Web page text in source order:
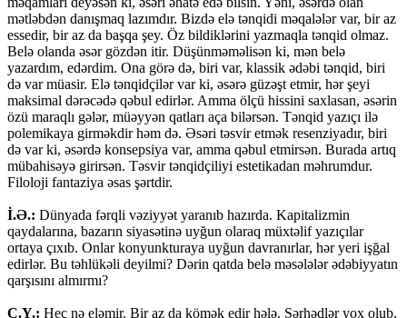
mətləbdən danışmaq lazımdır. Bizdə elə tənqidi məqalələr var, bir az
essedir, bir az da başqa şey. Öz bildiklərini yazmaqla tənqid olmaz.
Belə olanda əsər gözdən itir. Düşünməməlisən ki, mən belə
yazardım, edərdim. Ona görə də, biri var, klassik ədəbi tənqid, biri
də var müasir. Elə tənqidçilər var ki, əsərə güzəşt etmir, hər şeyi
maksimal dərəcədə qəbul edirlər. Amma ölçü hissini saxlasan, əsərin
özü maraqlı gələr, müəyyən qatları aça bilərsən. Tənqid yazıçı ilə
polemikaya girməkdir həm də. Əsəri təsvir etmək resenziyadır, biri
də var ki, əsərdə konsepsiya var, amma qəbul etmirsən. Burada artıq
mübahisəyə girirsən. Təsvir tənqidçiliyi estetikadan məhrumdur.
Filoloji fantaziya əsas şərtdir.
İ.Ə.: Dünyada fərqli vəziyyət yaranıb hazırda. Kapitalizmin
qaydalarına, bazarın siyasətinə uyğun olaraq müxtəlif yazıçılar
ortaya çıxıb. Onlar konyunkturaya uyğun davranırlar, hər yeri işğal
edirlər. Bu təhlükəli deyilmi? Dərin qatda belə məsələlər ədəbiyyatın
qarşısını almırmı?
C.Y.: Heç nə eləmir. Bir az da kömək edir hələ. Sərhədlər yox olub,